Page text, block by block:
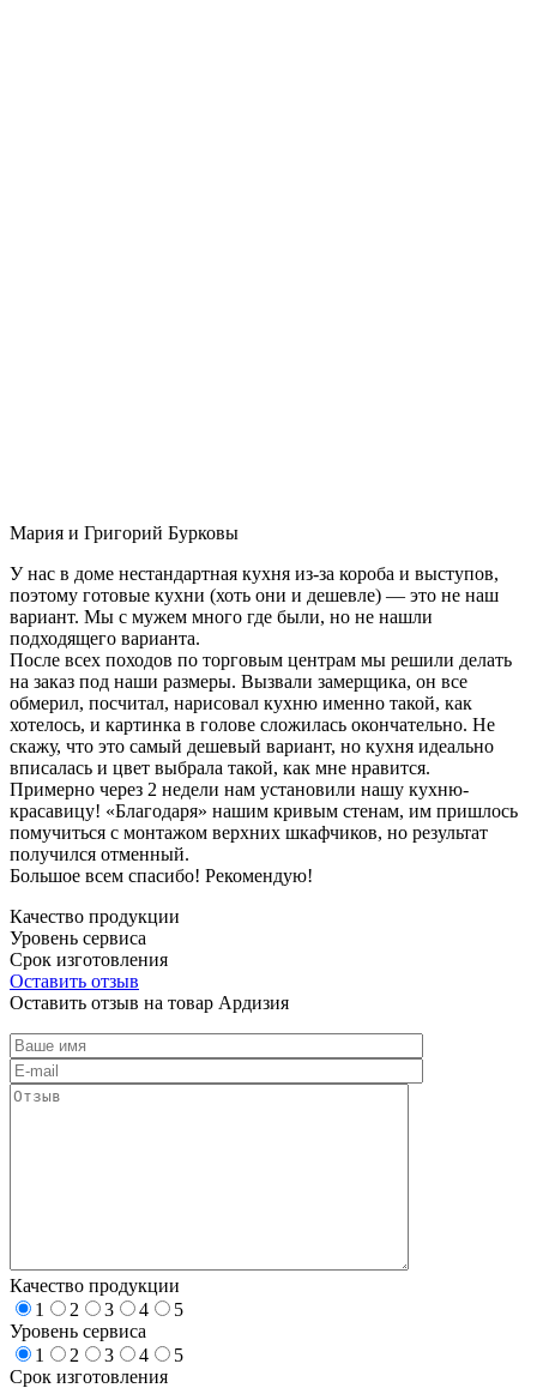
Мария и Григорий Бурковы
У нас в доме нестандартная кухня из-за короба и выступов,
поэтому готовые кухни (хоть они и дешевле) — это не наш
вариант. Мы с мужем много где были, но не нашли
подходящего варианта.
После всех походов по торговым центрам мы решили делать
на заказ под наши размеры. Вызвали замерщика, он все
обмерил, посчитал, нарисовал кухню именно такой, как
хотелось, и картинка в голове сложилась окончательно. Не
скажу, что это самый дешевый вариант, но кухня идеально
вписалась и цвет выбрала такой, как мне нравится.
Примерно через 2 недели нам установили нашу кухню-
красавицу! «Благодаря» нашим кривым стенам, им пришлось
помучиться с монтажом верхних шкафчиков, но результат
получился отменный.
Большое всем спасибо! Рекомендую!
Качество продукции
Уровень сервиса
Срок изготовления
Оставить отзыв
Оставить отзыв на товар Ардизия
Качество продукции
1
2 3 4
5
Уровень сервиса
1
2 3 4
5
Срок изготовления